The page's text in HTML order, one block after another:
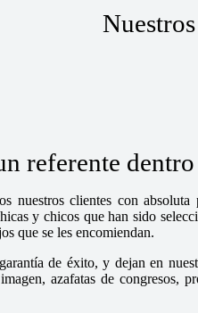
referente
clientes con
y chicos que han sido
que se les encomiendan.
de éxito, y dejan en
azafatas de congresos,